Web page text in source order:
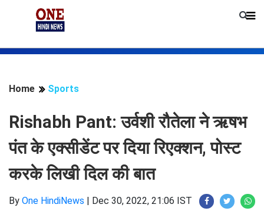
Home Sports
Rishabh Pant: उर्वशी रौतेला ने ऋषभ
पंत के एक्सीडेंट पर दिया रिएक्शन, पोस्ट
करके लिखी दिल की बात
By One HindiNews | Dec 30, 2022, 21:06 IST